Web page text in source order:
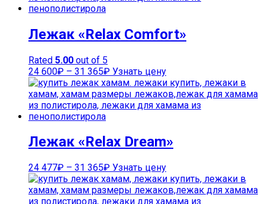
Лежак «Relax Comfort»
Rated 5.00 out of 5
24 600₽ – 31 365₽ Узнать цену
Лежак «Relax Dream»
24 477₽ – 31 365₽ Узнать цену